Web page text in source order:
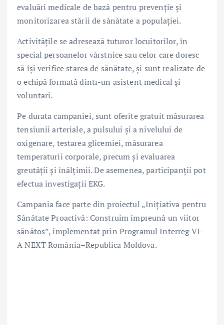
evaluări medicale de bază pentru prevenție și
monitorizarea stării de sănătate a populației.
Activitățile se adresează tuturor locuitorilor, în
special persoanelor vârstnice sau celor care doresc
să își verifice starea de sănătate, și sunt realizate de
o echipă formată dintr-un asistent medical și
voluntari.
Pe durata campaniei, sunt oferite gratuit măsurarea
tensiunii arteriale, a pulsului și a nivelului de
oxigenare, testarea glicemiei, măsurarea
temperaturii corporale, precum și evaluarea
greutății și înălțimii. De asemenea, participanții pot
efectua investigații EKG.
Campania face parte din proiectul „Inițiativa pentru
Sănătate Proactivă: Construim împreună un viitor
sănătos”, implementat prin Programul Interreg VI-
A NEXT România–Republica Moldova.